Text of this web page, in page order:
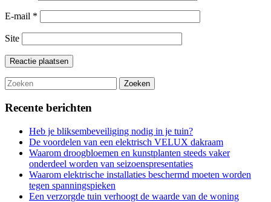
E-mail *
Site
Recente berichten
Heb je bliksembeveiliging nodig in je tuin?
De voordelen van een elektrisch VELUX dakraam
Waarom droogbloemen en kunstplanten steeds vaker
onderdeel worden van seizoenspresentaties
Waarom elektrische installaties beschermd moeten worden
tegen spanningspieken
Een verzorgde tuin verhoogt de waarde van de woning